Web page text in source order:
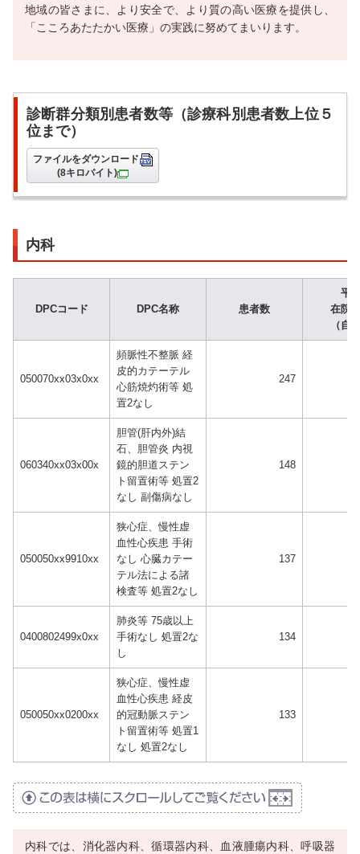
地域の皆さまに、より安全で、より質の高い医療を提供し、
「こころあたたかい医療」の実践に努めてまいります。
診断群分類別患者数等（診療科別患者数上位５
位まで）
ファイルをダウンロード
(8キロバイト)
内科
DPCコード DPC名称 患者数
平
在院
（自
050070xx03x0xx
頻脈性不整脈 経
皮的カテーテル
心筋焼灼術等 処
置2なし
247
060340xx03x00x
胆管(肝内外)結
石、胆管炎 内視
鏡的胆道ステン
ト留置術等 処置2
なし 副傷病なし
148
050050xx9910xx
狭心症、慢性虚
血性心疾患 手術
なし 心臓カテー
テル法による諸
検査等 処置2なし
137
0400802499x0xx
肺炎等 75歳以上
手術なし 処置2な
し
134
050050xx0200xx
狭心症、慢性虚
血性心疾患 経皮
的冠動脈ステン
ト留置術等 処置1
なし 処置2なし
133
内科では、消化器内科、循環器内科、血液腫瘍内科、呼吸器